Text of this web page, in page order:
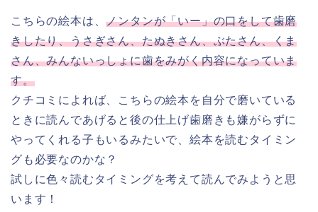
こちらの絵本は、ノンタンが「いー」の口をして歯磨
きしたり、うさぎさん、たぬきさん、ぶたさん、くま
さん、みんないっしょに歯をみがく内容になっていま
す。
クチコミによれば、こちらの絵本を自分で磨いている
ときに読んであげると後の仕上げ歯磨きも嫌がらずに
やってくれる子もいるみたいで、絵本を読むタイミン
グも必要なのかな？
試しに色々読むタイミングを考えて読んでみようと思
います！